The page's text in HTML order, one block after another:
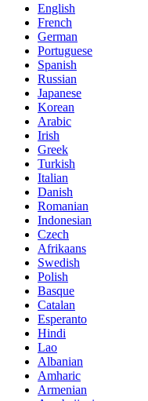
English
French
German
Portuguese
Spanish
Russian
Japanese
Korean
Arabic
Irish
Greek
Turkish
Italian
Danish
Romanian
Indonesian
Czech
Afrikaans
Swedish
Polish
Basque
Catalan
Esperanto
Hindi
Lao
Albanian
Amharic
Armenian